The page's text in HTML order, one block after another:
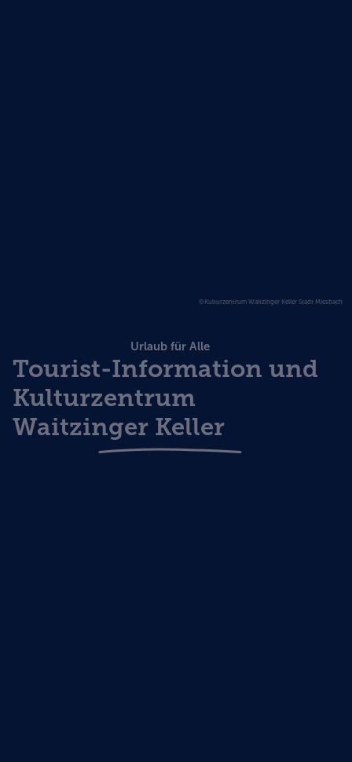
©Kulturzentrum Waitzinger Keller Stadt Miesbach
Urlaub für Alle
Tourist-Information und
Kulturzentrum
Waitzinger Keller